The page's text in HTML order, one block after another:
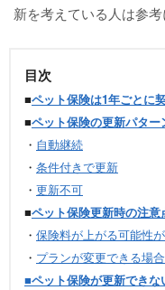
新を考えている人は参考
目次
■ペット保険は1年ごとに
■ペット保険の更新パター
・ 自動継続
・ 条件付きで更新
・ 更新不可
■ペット保険更新時の注意
・ 保険料が上がる可能性
・ プランが変更できる場
■ペット保険が更新できな